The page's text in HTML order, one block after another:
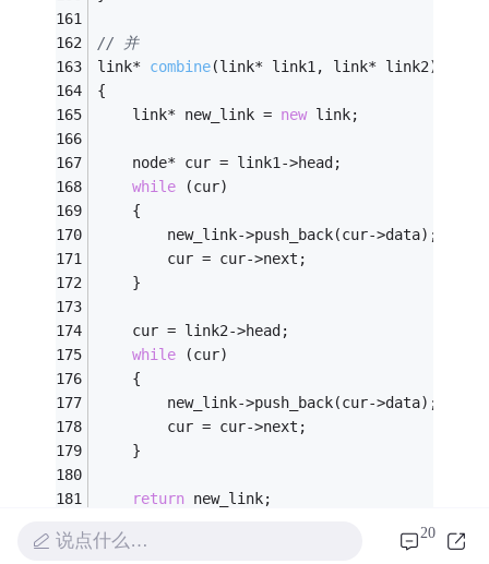
// 并
link* combine(link* link1, link* link2)
{
    link* new_link =
new link;
    node* cur = link1->head;
while (cur)
    {
        new_link->push_back(cur->data);
        cur = cur->next;
    }
    cur = link2->head;
while (cur)
    {
        new_link->push_back(cur->data);
        cur = cur->next;
    }
return new_link;
说点什么… 20